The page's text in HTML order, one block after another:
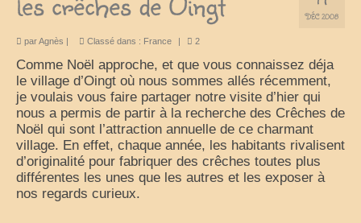
Qui sommes nous ?
Nos Camping-Cars
Notre matériel photographique
nos compagnons
Nos Vadrouilles
France
DÉC 2008
parAgnès | Classé dans : France | 2
Comme Noël approche, et que vous connaissez déja
le village d’Oingt où nous sommes allés récemment,
je voulais vous faire partager notre visite d’hier qui
nous a permis de partir à la recherche des Crêches de
Noël qui sont l’attraction annuelle de ce charmant
village. En effet, chaque année, les habitants rivalisent
d’originalité pour fabriquer des crêches toutes plus
différentes les unes que les autres et les exposer à
nos regards curieux.